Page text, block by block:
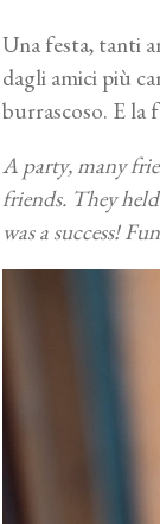
Una festa, tanti
dagli amici più
burrascoso. E la
A party, many
friends. They
was a success!